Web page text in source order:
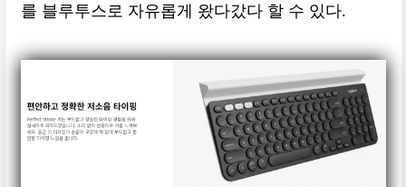
를 블루투스로 자유롭게 왔다갔다 할 수 있다.